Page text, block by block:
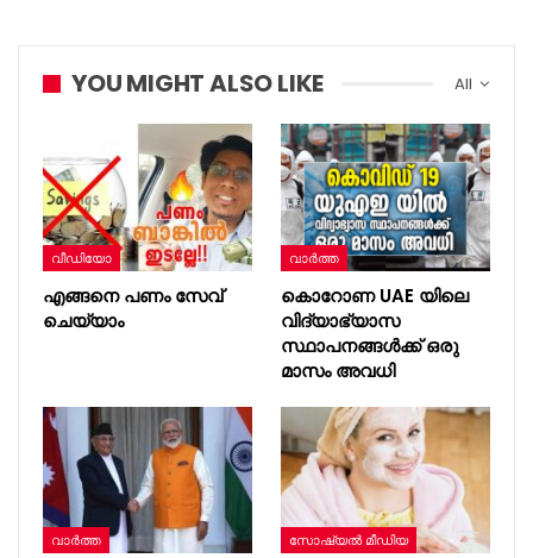
All
YOU MIGHT ALSO LIKE
വീഡിയോ
എങ്ങനെ പണം സേവ്
ചെയ്യാം
വാർത്ത
കൊറോണ UAE യിലെ
വിദ്യാഭ്യാസ
സ്ഥാപനങ്ങൾക്ക് ഒരു
മാസം അവധി
വാർത്ത സോഷ്യൽ മീഡിയ